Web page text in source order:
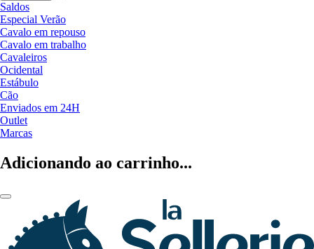
Saldos
Especial Verão
Cavalo em repouso
Cavalo em trabalho
Cavaleiros
Ocidental
Estábulo
Cão
Enviados em 24H
Outlet
Marcas
Adicionando ao carrinho...